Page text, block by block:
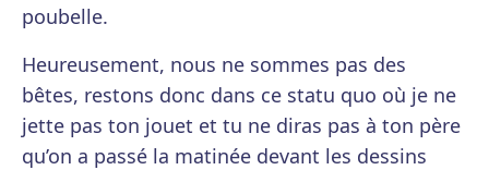
poubelle.
Heureusement, nous ne sommes pas des
bêtes, restons donc dans ce statu quo où je ne
jette pas ton jouet et tu ne diras pas à ton père
qu’on a passé la matinée devant les dessins